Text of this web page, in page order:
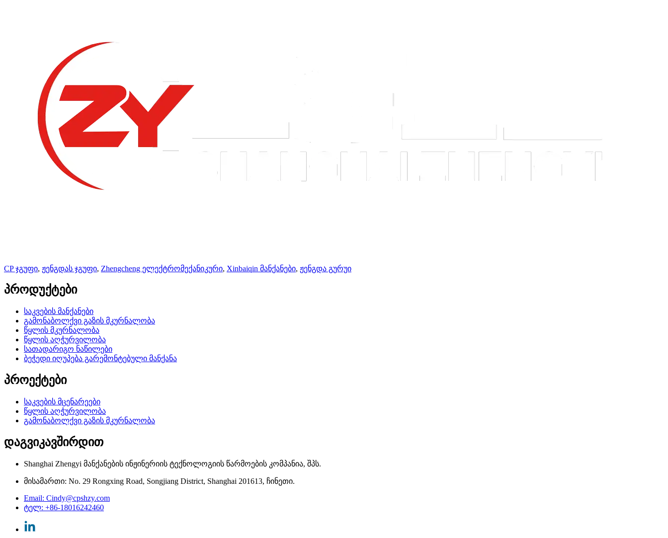
CP ჯგუფი, ჟენგდას ჯგუფი, Zhengcheng ელექტრომექანიკური, Xinbaiqin მანქანები, ჟენგდა გურუი
პროდუქტები
საკვების მანქანები
გამონაბოლქვი გაზის მკურნალობა
წყლის მკურნალობა
წყლის აღჭურვილობა
სათადარიგო ნაწილები
ბეჭედი იღუპება გარემონტებული მანქანა
პროექტები
საკვების მცენარეები
წყლის აღჭურვილობა
გამონაბოლქვი გაზის მკურნალობა
დაგვიკავშირდით
Shanghai Zhengyi მანქანების ინჟინერიის ტექნოლოგიის წარმოების კომპანია, შპს.
მისამართი: No. 29 Rongxing Road, Songjiang District, Shanghai 201613, ჩინეთი.
Email: Cindy@cpshzy.com
ტელ: +86-18016242460